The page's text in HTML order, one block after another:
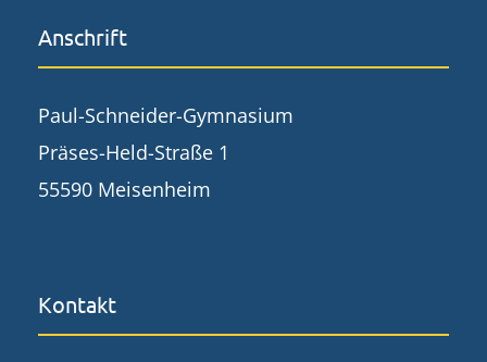
Anschrift
Paul-Schneider-Gymnasium
Präses-Held-Straße 1
55590 Meisenheim
Kontakt